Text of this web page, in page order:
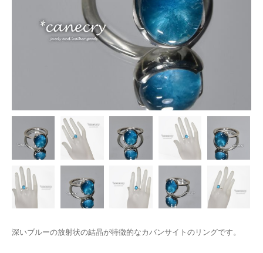
深いブルーの放射状の結晶が特徴的なカバンサイトのリングです。